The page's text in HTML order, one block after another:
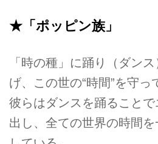
★「ポッピン族」
「時の種」に踊り（ダン
げ、この世の“時間”を守っ
彼らはダンスを踊ること
出し、全ての世界の時間